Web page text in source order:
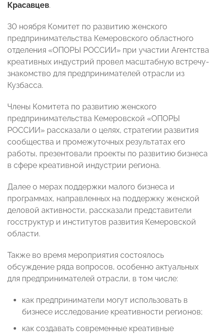
Красавцев.
30 ноября Комитет по развитию женского
предпринимательства Кемеровского областного
отделения «ОПОРЫ РОССИИ» при участии Агентства
креативных индустрий провел масштабную встречу-
знакомство для предпринимателей отрасли из
Кузбасса.
Члены Комитета по развитию женского
предпринимательства Кемеровской «ОПОРЫ
РОССИИ» рассказали о целях, стратегии развития
сообщества и промежуточных результатах его
работы, презентовали проекты по развитию бизнеса
в сфере креативной индустрии региона.
Далее о мерах поддержки малого бизнеса и
программах, направленных на поддержку женской
деловой активности, рассказали представители
госструктур и институтов развития Кемеровской
области.
Также во время мероприятия состоялось
обсуждение ряда вопросов, особенно актуальных
для предпринимателей отрасли, в том числе:
как предприниматели могут использовать в
бизнесе исследование креативности регионов;
как создавать современные креативные